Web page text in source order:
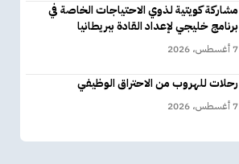
مشاركة كويتية لذوي الاحتياجات الخاصة في
برنامج خليجي لإعداد القادة ببريطانيا
7 أغسطس، 2026
رحلات للهروب من الاحتراق الوظيفي
7 أغسطس، 2026